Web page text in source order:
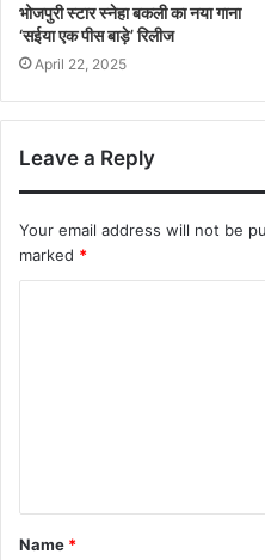
भोजपुरी स्टार स्नेहा बकली का नया गाना
‘सईया एक पीस बाड़े’ रिलीज
April 22, 2025
Leave a Reply
Your email address will not be
marked *
t
*
Name *